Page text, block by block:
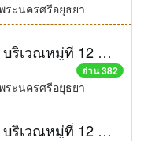
ระนครศรีอยุธยา
เขื่อนป้องกันตลิ่งริมแม่น้ำป่าสัก บริเวณหมู่ที่ 12 ตำบลกะมัง อำเภอพระนครศรีอยุธยา จังหวัดพระนครศรีอยุธยา ความยาวไม่น้อยกว่า 80 เมตร ด้วยวิธีประกวดราคาอิเล็กทรอนิกส์ (e-bidding)
อ่าน 382
ระนครศรีอยุธยา
เขื่อนป้องกันตลิ่งริมแม่น้ำป่าสัก บริเวณหมู่ที่ 12 ตำบลกะมัง อำเภอพระนครศรีอยุธยา จังหวัดพระนครศรีอยุธยา ความยาวไม่น้อยกว่า 80 เมตร ด้วยวิธีประกวดราคาอิเล็กทรอนิกส์ (e-bidding)